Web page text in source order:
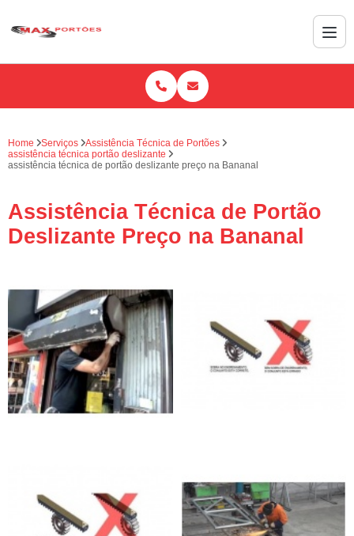
Home Serviços
Assistência Técnica de Portões
assistência técnica portão deslizante
assistência técnica de portão deslizante preço na Bananal
Assistência Técnica de Portão
Deslizante Preço na Bananal